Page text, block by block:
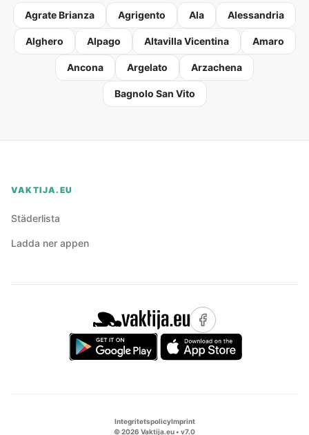
Agrate Brianza Agrigento Ala Alessandria
Alghero Alpago Altavilla Vicentina Amaro
Ancona Argelato Arzachena
Bagnolo San Vito
VAKTIJA.EU
Städerlista
Ladda ner appen
IntegritetspolicyImprint
©2026 Vaktija.eu • v7.0